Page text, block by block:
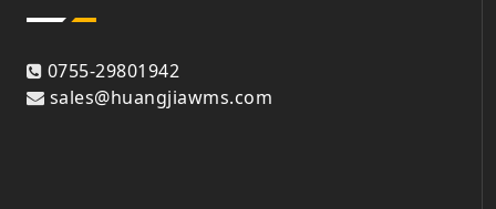
0755-29801942
sales@huangjiawms.com